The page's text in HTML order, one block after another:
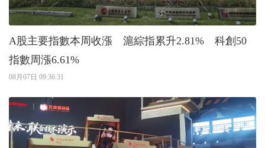
A股主要指數本周收漲 滬綜指累升2.81% 科創50
指數周漲6.61%
08月07日 09:36:31